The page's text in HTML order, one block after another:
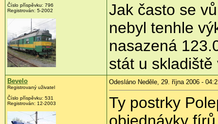
Číslo příspěvku: 796
Registrován: 5-2002
Jak často se
nebyl tenhle
nasazená
stát u skladiště
Bevelo
Registrovaný uživatel
Číslo příspěvku: 531
Registrován: 12-2003
Odesláno Neděle, 29. října 2006 -
Ty postrky